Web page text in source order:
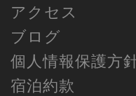
アクセス
ブログ
個人情報保護方
宿泊約款